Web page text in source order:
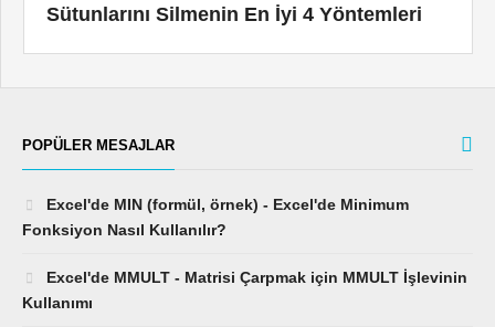
Sütunlarını Silmenin En İyi 4 Yöntemleri
POPÜLER MESAJLAR
Excel'de MIN (formül, örnek) - Excel'de Minimum
Fonksiyon Nasıl Kullanılır?
Excel'de MMULT - Matrisi Çarpmak için MMULT İşlevinin
Kullanımı